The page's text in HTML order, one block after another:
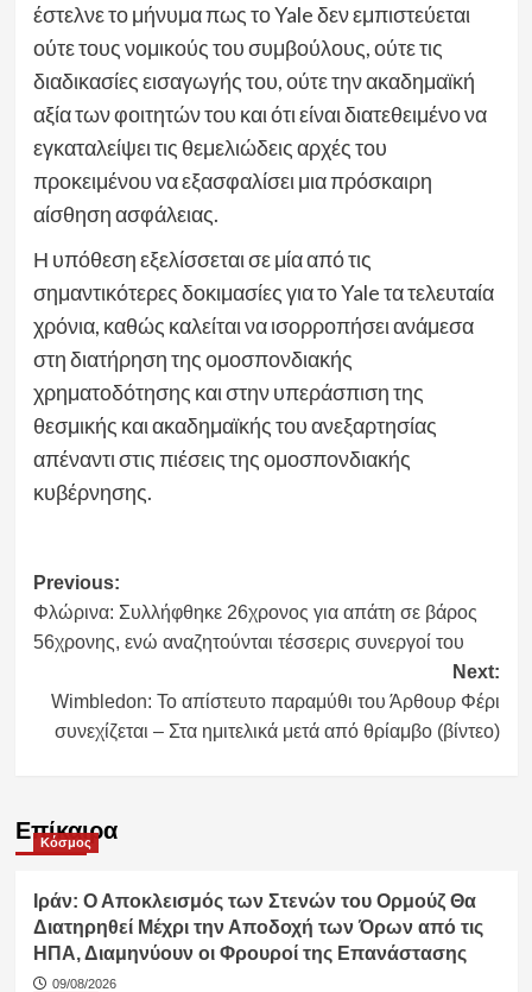
έστελνε το μήνυμα πως το Yale δεν εμπιστεύεται
ούτε τους νομικούς του συμβούλους, ούτε τις
διαδικασίες εισαγωγής του, ούτε την ακαδημαϊκή
αξία των φοιτητών του και ότι είναι διατεθειμένο να
εγκαταλείψει τις θεμελιώδεις αρχές του
προκειμένου να εξασφαλίσει μια πρόσκαιρη
αίσθηση ασφάλειας.
Η υπόθεση εξελίσσεται σε μία από τις
σημαντικότερες δοκιμασίες για το Yale τα τελευταία
χρόνια, καθώς καλείται να ισορροπήσει ανάμεσα
στη διατήρηση της ομοσπονδιακής
χρηματοδότησης και στην υπεράσπιση της
θεσμικής και ακαδημαϊκής του ανεξαρτησίας
απέναντι στις πιέσεις της ομοσπονδιακής
κυβέρνησης.
Post
navigation
Previous:
Φλώρινα: Συλλήφθηκε 26χρονος για απάτη σε βάρος
56χρονης, ενώ αναζητούνται τέσσερις συνεργοί του
Next:
Wimbledon: Το απίστευτο παραμύθι του Άρθουρ Φέρι
συνεχίζεται – Στα ημιτελικά μετά από θρίαμβο (βίντεο)
Επίκαιρα
Κόσμος
Ιράν: Ο Αποκλεισμός των Στενών του Ορμούζ Θα
Διατηρηθεί Μέχρι την Αποδοχή των Όρων από τις
ΗΠΑ, Διαμηνύουν οι Φρουροί της Επανάστασης
09/08/2026